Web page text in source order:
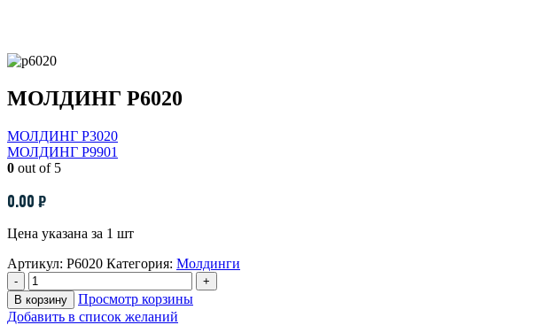
МОЛДИНГ P6020
МОЛДИНГ P3020
МОЛДИНГ P9901
0 out of 5
0.00 ₽
Цена указана за 1 шт
Артикул: P6020 Категория: Молдинги
-
+
В корзину
Просмотр корзины
Добавить в список желаний